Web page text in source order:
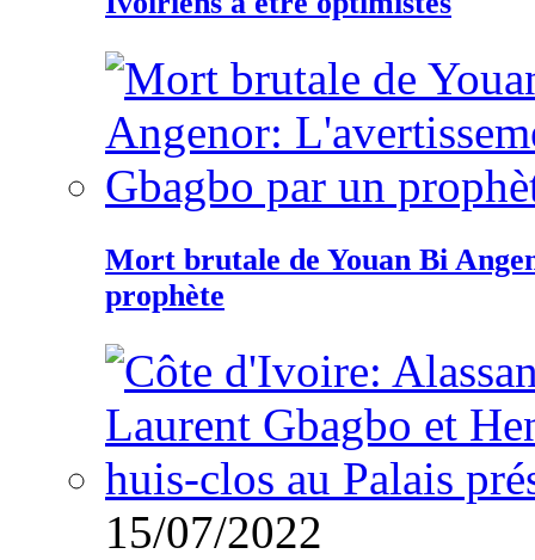
Mort brutale de Youan Bi
prophète
15/07/2022